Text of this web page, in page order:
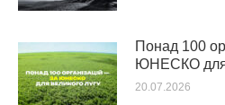
Понад 100
ЮНЕСКО для
20.07.2026